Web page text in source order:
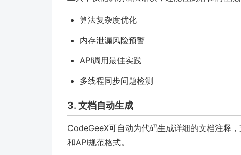
算法复杂度优化
内存泄漏风险预警
API调用最佳实践
多线程同步问题检测
3. 文档自动生成
CodeGeeX可自动为代码生成详细的文档注释
和API规范格式。